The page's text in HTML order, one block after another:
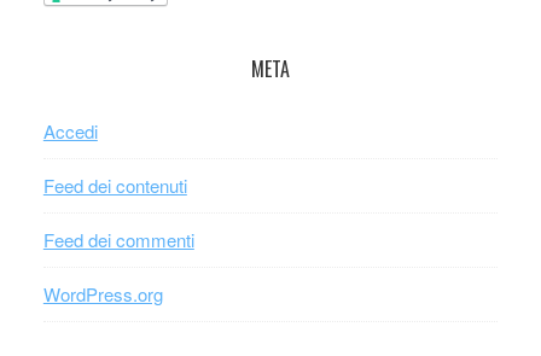
META
Accedi
Feed dei contenuti
Feed dei commenti
WordPress.org